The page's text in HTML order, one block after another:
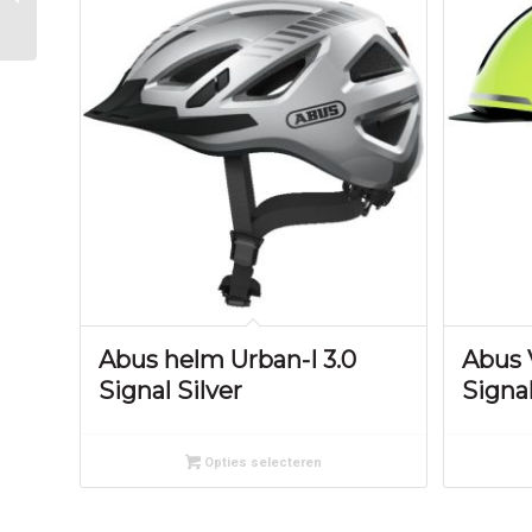
Abus helm Urban-I 3.0
Signal Silver
Opties selecteren
Abus
Double Grey Matt